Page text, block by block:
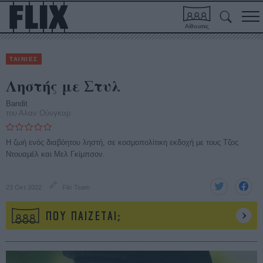
Αίθουσες
ΤΑΙΝΙΕΣ
Ληστής με Στυλ
Bandit
του Αλαν Ούνγκαρ
Η ζωή ενός διαβόητου ληστή, σε κοσμοπολίτικη εκδοχή με τους Τζος
Ντουαμέλ και Μελ Γκίμπσον.
23 Οκτ 2022 Flix Team
ΠΟΥ ΠΑΙΖΕΤΑΙ;